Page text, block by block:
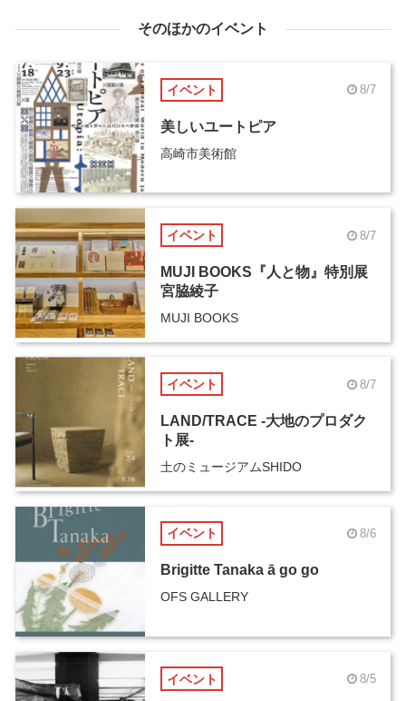
そのほかのイベント
イベント 8/7
美しいユートピア
高崎市美術館
イベント 8/7
MUJI BOOKS『人と物』特別展
宮脇綾子
MUJI BOOKS
イベント 8/7
LAND/TRACE -大地のプロダク
ト展-
土のミュージアムSHIDO
イベント 8/6
Brigitte Tanaka ā go go
OFS GALLERY
イベント 8/5